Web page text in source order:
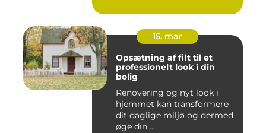
15. mar
Opsætning af filt til et
professionelt look i din
bolig
Renovering og nyt look i
hjemmet kan transformere
dit daglige miljø og dermed
øge din ...